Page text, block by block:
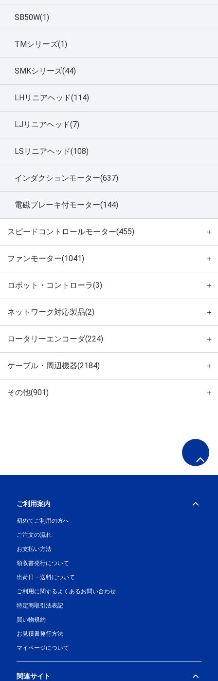
SB50W(1)
TMシリーズ(1)
SMKシリーズ(44)
LHリニアヘッド(114)
LJリニアヘッド(7)
LSリニアヘッド(108)
インダクションモーター(637)
電磁ブレーキ付モーター(144)
スピードコントロールモーター(455) ＋
ファンモーター(1041) ＋
ロボット・コントローラ(3) ＋
ネットワーク対応製品(2) ＋
ロータリーエンコーダ(224) ＋
ケーブル・周辺機器(2184) ＋
その他(901) ＋
ご利用案内
初めてご利用の方へ
ご注文の流れ
お支払い方法
領収書発行について
出荷日・送料について
ご利用に関するよくあるお問い合わせ
特定商取引法表記
買い物規約
お見積書発行方法
マイページについて
関連サイト